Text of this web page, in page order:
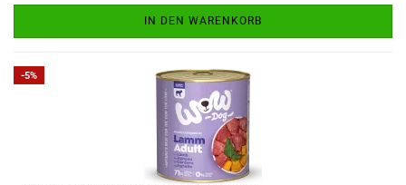
IN DEN WARENKORB
-5%